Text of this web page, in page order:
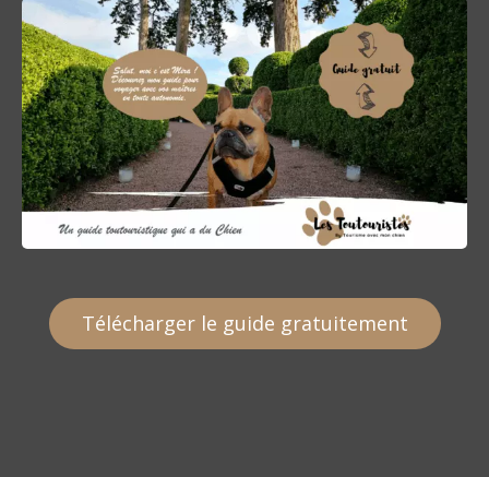
Télécharger le guide gratuitement